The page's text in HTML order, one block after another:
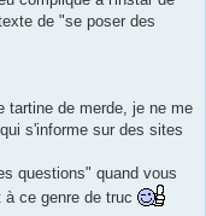
de "se poser des
tartine de merde, je ne me
s'informe sur des sites
questions" quand vous
ce genre de truc